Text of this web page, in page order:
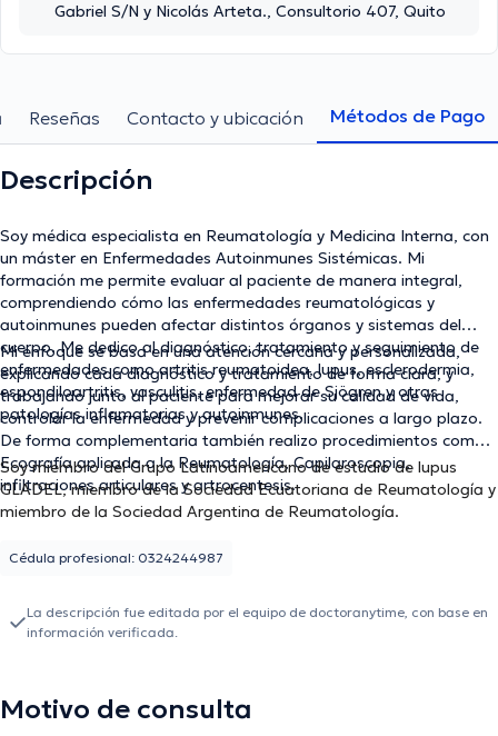
Gabriel S/N y Nicolás Arteta., Consultorio 407, Quito
Reseñas Contacto y ubicación Métodos de Pago
Descripción
Soy médica especialista en Reumatología y Medicina Interna, con
un máster en Enfermedades Autoinmunes Sistémicas. Mi
formación me permite evaluar al paciente de manera integral,
comprendiendo cómo las enfermedades reumatológicas y
autoinmunes pueden afectar distintos órganos y sistemas del
cuerpo. Me dedico al diagnóstico, tratamiento y seguimiento de
enfermedades como artritis reumatoidea, lupus, esclerodermia,
espondiloartritis, vasculitis, enfermedad de Sjögren y otras
patologías inflamatorias y autoinmunes.
Mi enfoque se basa en una atención cercana y personalizada,
explicando cada diagnóstico y tratamiento de forma clara, y
trabajando junto al paciente para mejorar su calidad de vida,
controlar la enfermedad y prevenir complicaciones a largo plazo.
De forma complementaria también realizo procedimientos como
Ecografía aplicada a la Reumatología, Capilaroscopia,
infiltraciones articulares y artrocentesis.
Soy miembro del Grupo Latinoamericano de estudio de lupus
GLADEL, miembro de la Sociedad Ecuatoriana de Reumatología y
miembro de la Sociedad Argentina de Reumatología.
Cédula profesional: 0324244987
La descripción fue editada por el equipo de doctoranytime, con base en
información verificada.
Motivo de consulta